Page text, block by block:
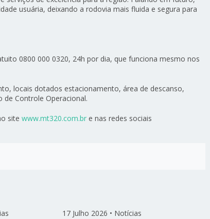
usuária, deixando a rodovia mais fluida e segura para
0800 000 0320, 24h por dia, que funciona mesmo nos
locais dotados estacionamento, área de descanso,
Controle Operacional.
sitewww.mt320.com.br e nas redes sociais
17 Julho 2026 • Notícias